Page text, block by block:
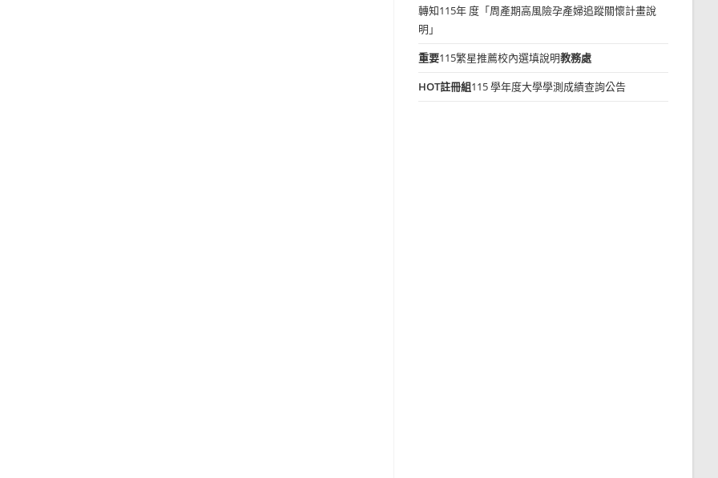
轉知115年 度「周產期高風險孕產婦追蹤關懷計畫說
明」
重要115繁星推薦校內選填說明教務處
HOT註冊組115 學年度大學學測成績查詢公告